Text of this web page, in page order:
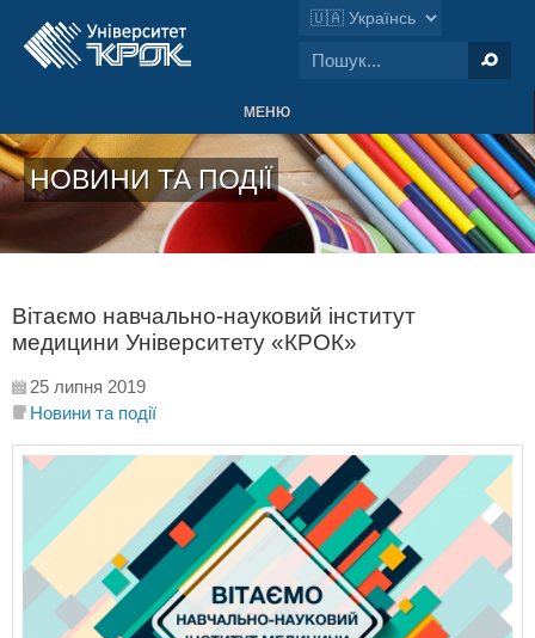
МЕНЮ
НОВИНИ ТА ПОДІЇ
Вітаємо навчально-науковий інститут
медицини Університету «КРОК»
25 липня 2019
Новини та події